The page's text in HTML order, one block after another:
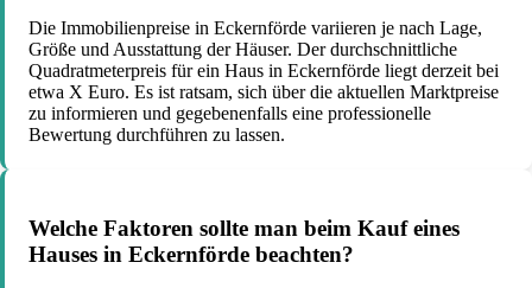
Die Immobilienpreise in Eckernförde variieren je nach Lage,
Größe und Ausstattung der Häuser. Der durchschnittliche
Quadratmeterpreis für ein Haus in Eckernförde liegt derzeit bei
etwa X Euro. Es ist ratsam, sich über die aktuellen Marktpreise
zu informieren und gegebenenfalls eine professionelle
Bewertung durchführen zu lassen.
Welche Faktoren sollte man beim Kauf eines
Hauses in Eckernförde beachten?